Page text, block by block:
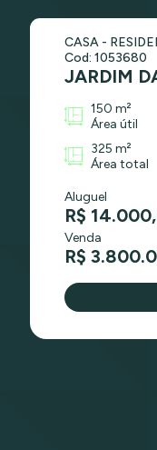
CASA -
Cod: 1053680
JARDIM
150 m²
Área útil
325 m²
Área total
Aluguel
R$
Venda
R$